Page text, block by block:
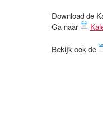
Download de
Ga naar
Bekijk ook de